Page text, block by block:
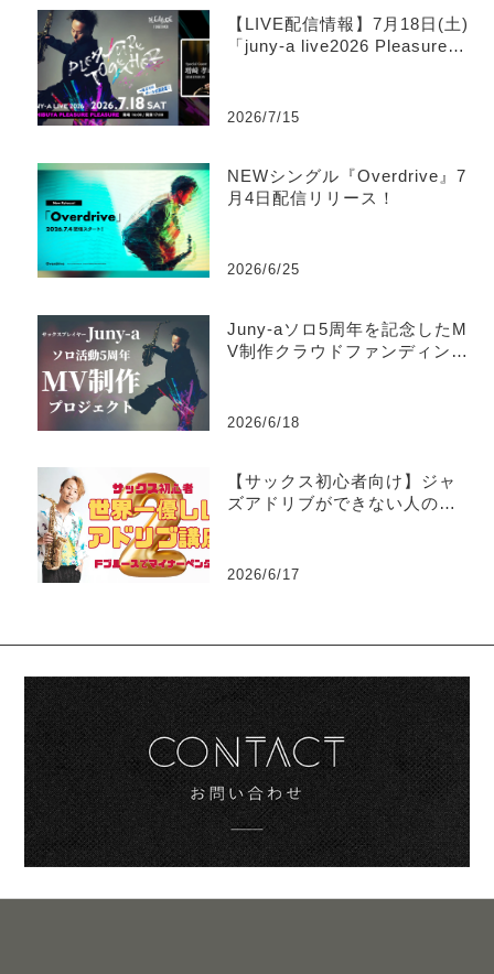
【LIVE配信情報】7月18日(土)
「juny-a live2026 Pleasure T
2026/7/15
NEWシングル『Overdrive』7
月4日配信リリース！
2026/6/25
Juny-aソロ5周年を記念したM
V制作クラウドファンディング
2026/6/18
【サックス初心者向け】ジャ
ズアドリブができない人のた
2026/6/17